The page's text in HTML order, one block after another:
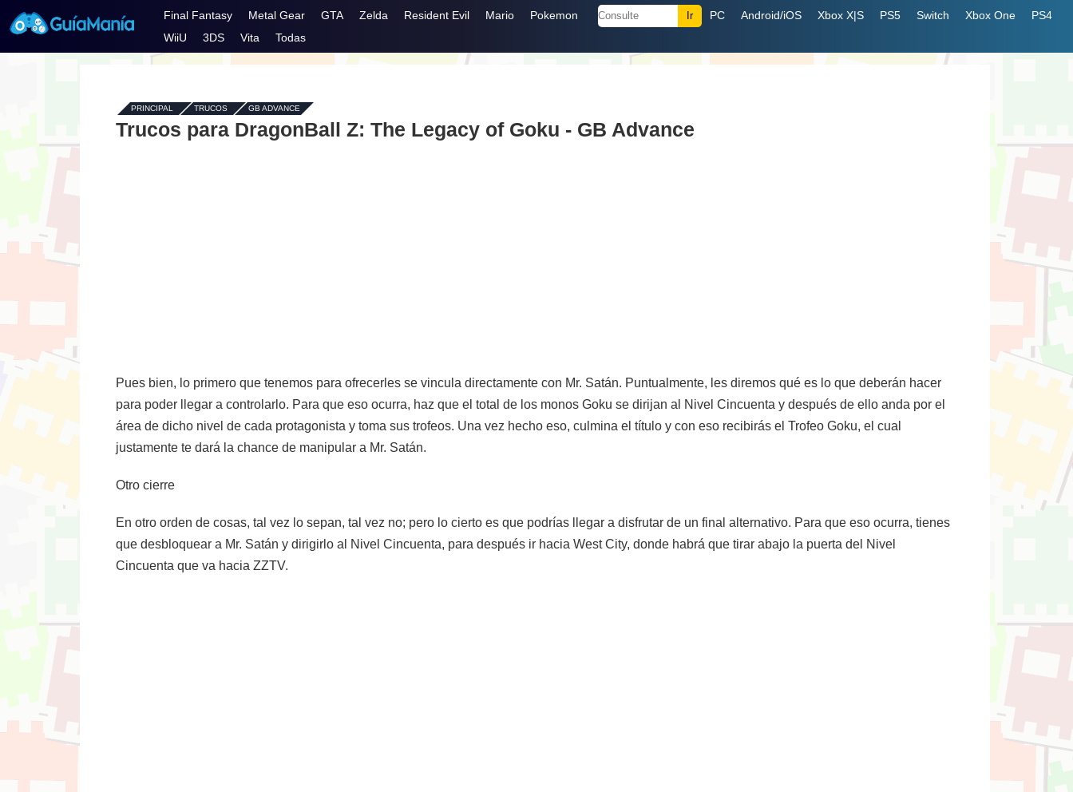
Final Fantasy Metal Gear GTA Zelda Resident Evil Mario Pokemon PC Android/iOS Xbox X|S PS5 Switch Xbox One
PS4
WiiU
3DS Vita Todas
PRINCIPAL - TRUCOS- GB ADVANCE
Trucos para DragonBall Z: The Legacy of Goku - GB Advance
Pues bien, lo primero que tenemos para ofrecerles se vincula directamente con Mr. Satán. Puntualmente, les diremos qué es lo que deberán hacer
para poder llegar a controlarlo. Para que eso ocurra, haz que el total de los monos Goku se dirijan al Nivel Cincuenta y después de ello anda por el
área de dicho nivel de cada protagonista y toma sus trofeos. Una vez hecho eso, culmina el título y con eso recibirás el Trofeo Goku, el cual
justamente te dará la chance de manipular a Mr. Satán.
Otro cierre
En otro orden de cosas, tal vez lo sepan, tal vez no; pero lo cierto es que podrías llegar a disfrutar de un final alternativo. Para que eso ocurra, tienes
que desbloquear a Mr. Satán y dirigirlo al Nivel Cincuenta, para después ir hacia West City, donde habrá que tirar abajo la puerta del Nivel
Cincuenta que va hacia ZZTV.